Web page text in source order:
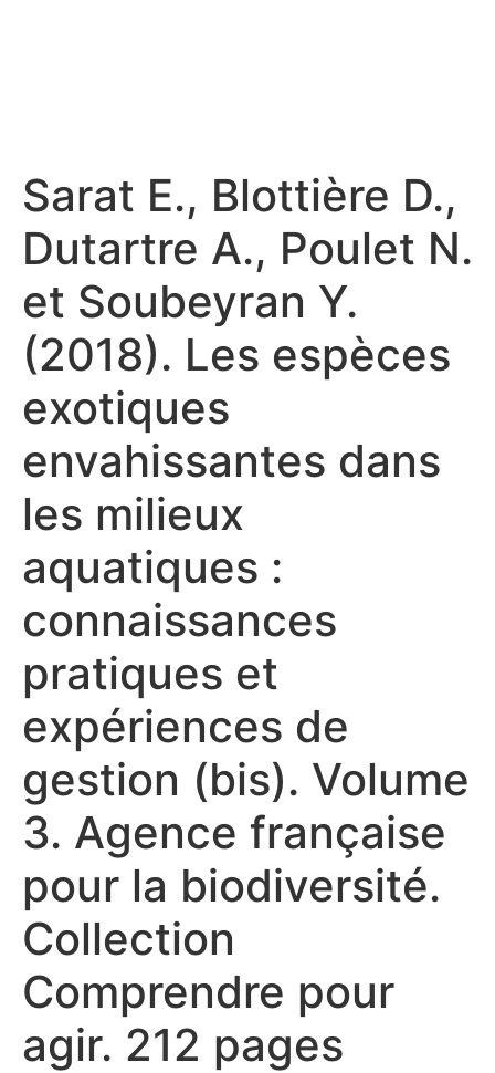
Sarat E., Blottière D.,
Dutartre A., Poulet N.
et Soubeyran Y.
(2018). Les espèces
exotiques
envahissantes dans
les milieux
aquatiques :
connaissances
pratiques et
expériences de
gestion (bis). Volume
3. Agence française
pour la biodiversité.
Collection
Comprendre pour
agir. 212 pages